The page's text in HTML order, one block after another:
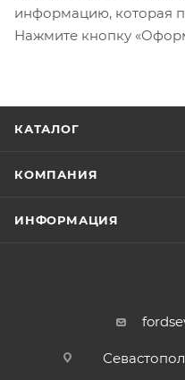
информацию, которая
Нажмите кнопку
КАТАЛОГ
КОМПАНИЯ
ИНФОРМАЦИЯ